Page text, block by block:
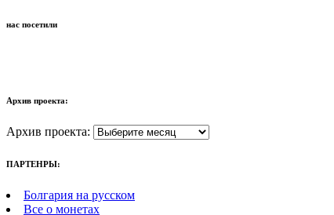
нас посетили
Архив проекта:
Архив проекта:
ПАРТЕНРЫ:
Болгария на русском
Все о монетах